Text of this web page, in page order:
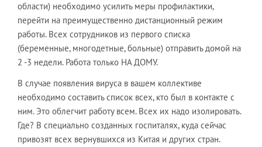
области) необходимо усилить меры профилактики,
перейти на преимущественно дистанционный режим
работы. Всех сотрудников из первого списка
(беременные, многодетные, больные) отправить домой на
2 -3 недели. Работа только НА ДОМУ.
​В случае появления вируса в вашем коллективе
необходимо составить список всех, кто был в контакте с
ним. Это облегчит работу всем. Всех их надо изолировать.
Где? В специально созданных госпиталях, куда сейчас
привозят всех вернувшихся из Китая и других стран.